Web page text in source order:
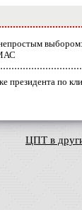
президента по
ЦПТ в